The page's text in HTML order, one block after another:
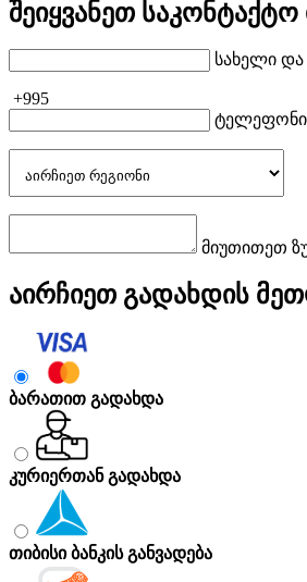
შეიყვანეთ
სახელი და
+995
მიუთითეთ
აირჩიეთ გადახდის
ბარათით გადახდა
კურიერთან გადახდა
თიბისი ბანკის განვადება